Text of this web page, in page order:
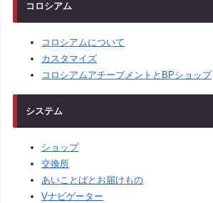
コロシアム
コロシアムについて
カスタマイズ
コロシアムアチーブメントとBPショップ
システム
ショップ
交換所
あいことばとお届けもの
Vナビゲーター